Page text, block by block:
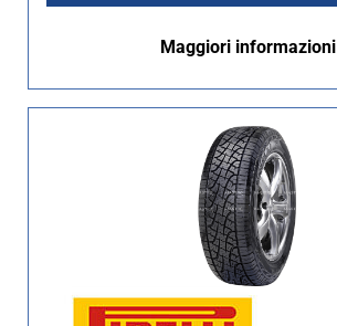
Maggiori informazioni